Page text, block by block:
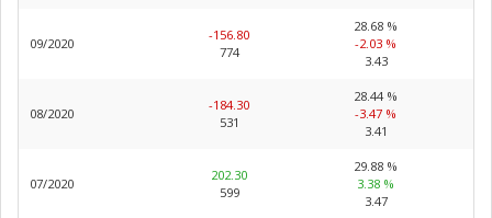
09/2020
-156.80
774
28.68 %
-2.03 %
3.43
08/2020
-184.30
531
28.44 %
-3.47 %
3.41
07/2020
202.30
599
29.88 %
3.38 %
3.47